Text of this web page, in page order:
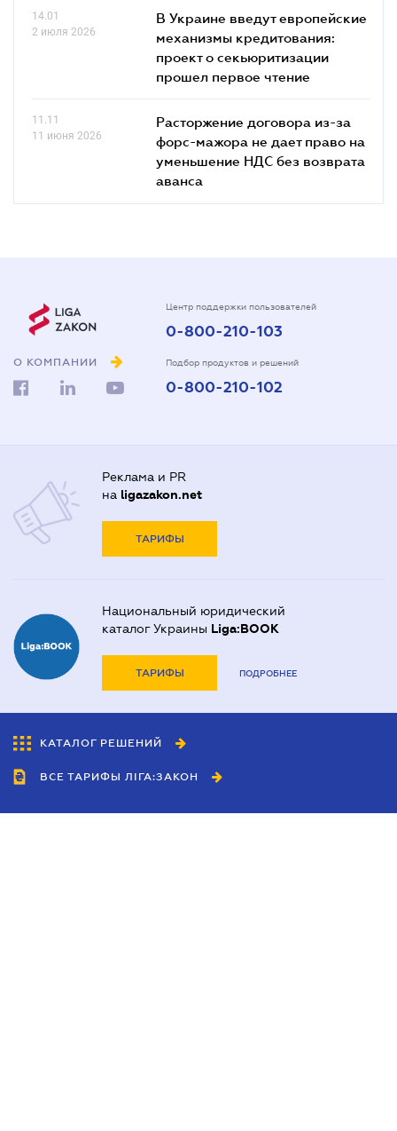
14.01
2 июля 2026
В Украине введут европейские
механизмы кредитования:
проект о секьюритизации
прошел первое чтение
11.11
11 июня 2026
Расторжение договора из-за
форс-мажора не дает право на
уменьшение НДС без возврата
аванса
О КОМПАНИИ
Центр поддержки пользователей
0-800-210-103
Подбор продуктов и решений
0-800-210-102
Реклама и PR
на ligazakon.net
ТАРИФЫ
Национальный юридический
каталог Украины Liga:BOOK
ТАРИФЫ ПОДРОБНЕЕ
КАТАЛОГ РЕШЕНИЙ
ВСЕ ТАРИФЫ ЛІГА:ЗАКОН